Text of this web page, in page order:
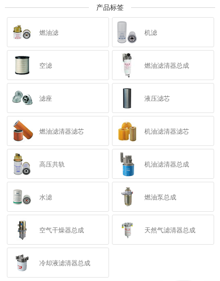
产品标签
燃油滤 机滤
空滤 燃油滤清器总成
滤座 液压滤芯
燃油滤清器滤芯 机油滤清器滤芯
高压共轨 机油滤清器总成
水滤 燃油泵总成
空气干燥器总成 天然气滤清器总成
冷却液滤清器总成